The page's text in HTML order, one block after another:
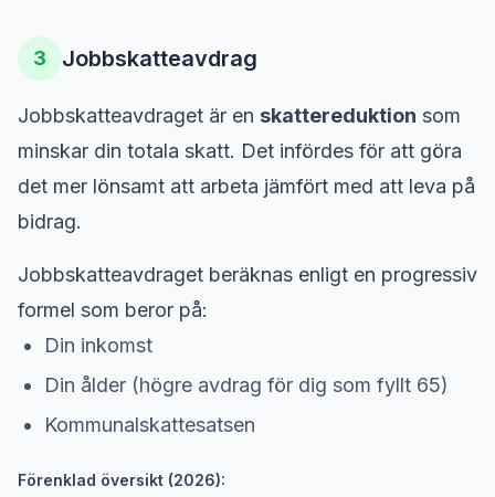
3 Jobbskatteavdrag
Jobbskatteavdraget är en skattereduktion som
minskar din totala skatt. Det infördes för att göra
det mer lönsamt att arbeta jämfört med att leva på
bidrag.
Jobbskatteavdraget beräknas enligt en progressiv
formel som beror på:
Din inkomst
Din ålder (högre avdrag för dig som fyllt 65)
Kommunalskattesatsen
Förenklad översikt (2026):